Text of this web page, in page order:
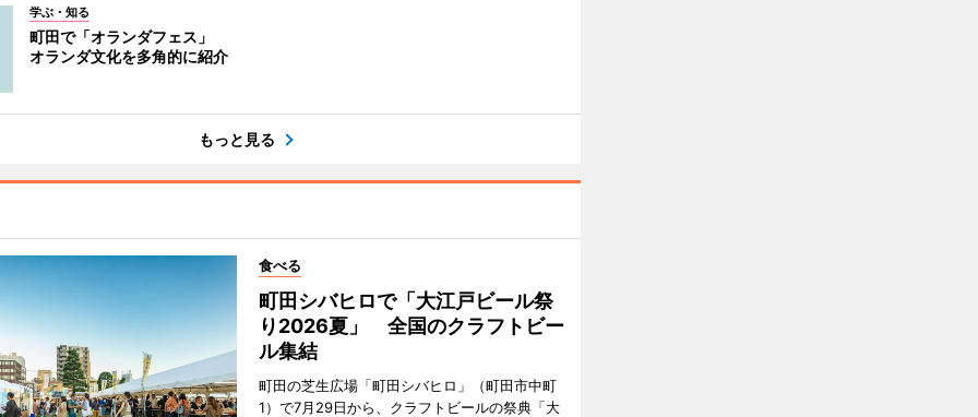
学ぶ・知る
町田で「オランダフェス」
オランダ文化を多角的に紹介
もっと見る
食べる
町田シバヒロで「大江戸ビール祭
り2026夏」 全国のクラフトビー
ル集結
町田の芝生広場「町田シバヒロ」（町田市中町
1）で7月29日から、クラフトビールの祭典「大